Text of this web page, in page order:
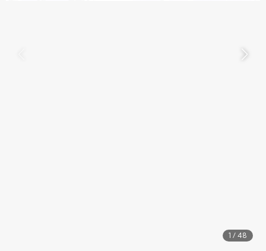
1 / 48